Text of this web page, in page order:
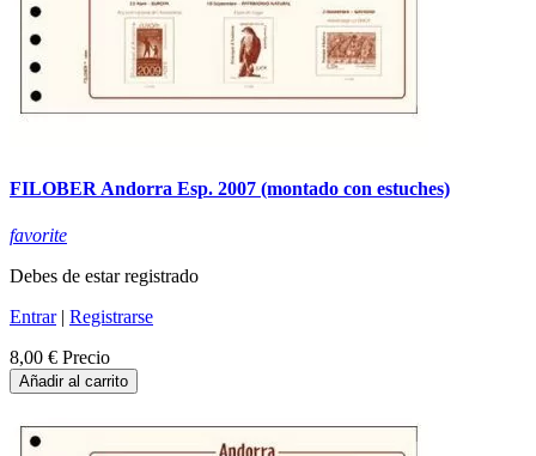
FILOBER Andorra Esp. 2007 (montado con estuches)
favorite
Debes de estar registrado
Entrar| Registrarse
8,00 € Precio
Añadir al carrito